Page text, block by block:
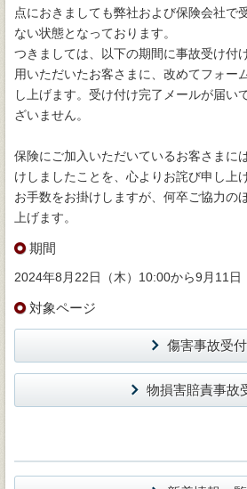
点におきましても弊社および保険会社で
ない状態となっております。
つきましては、以下の期間に事故受け付
用いただいたお客さまに、改めてフォー
し上げます。受け付け完了メールが届い
ざいません。
保険にご加入いただいているお客さまに
けしましたことを、心よりお詫び申し上
お手数をお掛けしますが、何卒ご協力の
上げます。
期間
2024年8月22日（木）10:00から9月11日
対象ページ
傷害事故受付
物損害賠責事故